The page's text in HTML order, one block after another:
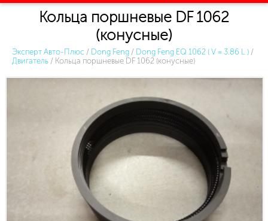
Кольца поршневые DF 1062
(конусные)
Эксперт Авто-Плюс / Dong Feng / Dong Feng EQ 1062 ( V = 3.86 L ) /
Двигатель / Кольца поршневые DF 1062 (конусные)